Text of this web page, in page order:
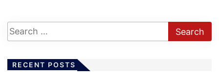
RECENT POSTS